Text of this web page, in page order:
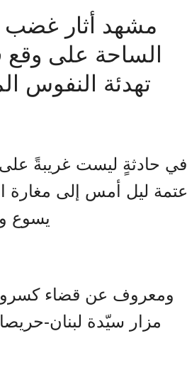
مشهد أثار غضب
الساحة على
تهدئة النفوس
في حادثةٍ ليست غريبةً على
عتمة ليل أمس إلى مغارة
يسوع
ومعروف عن قضاء كسروان
مزار سيّدة لبنان-